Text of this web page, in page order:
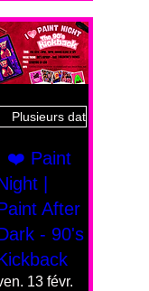
Plusieurs dates
❤️ Paint
|
After
- 90's
13 févr.